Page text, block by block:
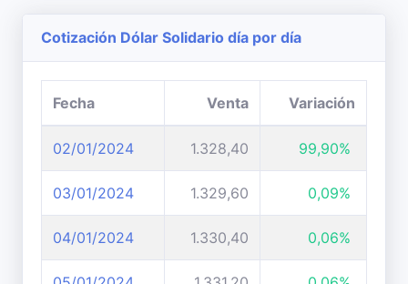
Cotización Dólar Solidario día por día
Fecha Venta Variación
02/01/2024 1.328,40 99,90%
03/01/2024 1.329,60 0,09%
04/01/2024 1.330,40 0,06%